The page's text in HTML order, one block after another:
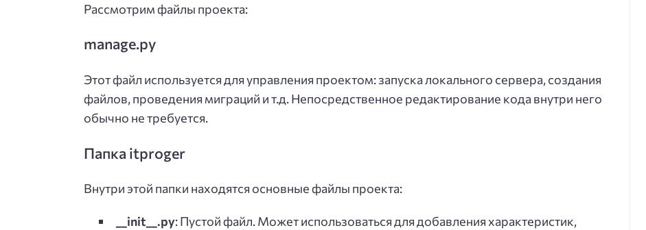
Рассмотрим файлы проекта:
manage.py
Этот файл используется для управления проектом: запуска локального сервера, создания
файлов, проведения миграций и т.д. Непосредственное редактирование кода внутри него
обычно не требуется.
Папка itproger
Внутри этой папки находятся основные файлы проекта:
__init__.py: Пустой файл. Может использоваться для добавления характеристик,